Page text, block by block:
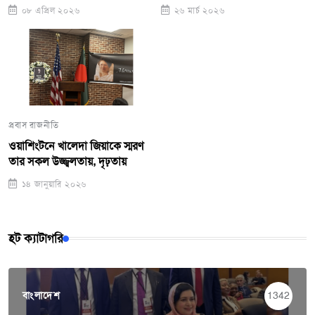
Mason Team Takes First
Place, WUST Girls Team
Runners-Up
০৮ এপ্রিল ২০২৬
সামিটে ভাষণ
২৬ মার্চ ২০২৬
প্রবাস রাজনীতি
ওয়াশিংটনে খালেদা জিয়াকে স্মরণ
তার সকল উজ্জ্বলতায়, দৃঢ়তায়
১৪ জানুয়ারি ২০২৬
হট ক্যাটাগরি
বাংলাদেশ 1342